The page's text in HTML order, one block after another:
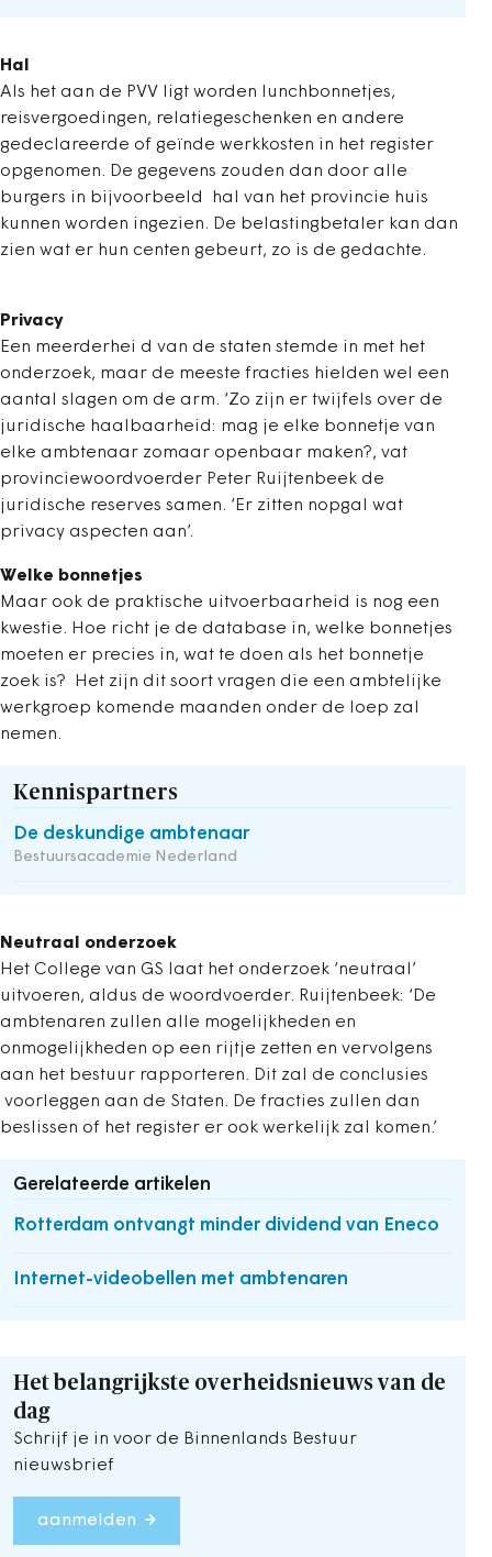
Hal
Als het aan de PVV ligt worden lunchbonnetjes,
reisvergoedingen, relatiegeschenken en andere
gedeclareerde of geïnde werkkosten in het register
opgenomen. De gegevens zouden dan door alle
burgers in bijvoorbeeld hal van het provincie huis
kunnen worden ingezien. De belastingbetaler kan dan
zien wat er hun centen gebeurt, zo is de gedachte.
Privacy
Een meerderhei d van de staten stemde in met het
onderzoek, maar de meeste fracties hielden wel een
aantal slagen om de arm. ‘Zo zijn er twijfels over de
juridische haalbaarheid: mag je elke bonnetje van
elke ambtenaar zomaar openbaar maken?, vat
provinciewoordvoerder Peter Ruijtenbeek de
juridische reserves samen. ‘Er zitten nopgal wat
privacy aspecten aan’.
Welke bonnetjes
Maar ook de praktische uitvoerbaarheid is nog een
kwestie. Hoe richt je de database in, welke bonnetjes
moeten er precies in, wat te doen als het bonnetje
zoek is? Het zijn dit soort vragen die een ambtelijke
werkgroep komende maanden onder de loep zal
nemen.
Kennispartners
De deskundige ambtenaar
Bestuursacademie Nederland
Neutraal onderzoek
Het College van GS laat het onderzoek ‘neutraal’
uitvoeren, aldus de woordvoerder. Ruijtenbeek: ‘De
ambtenaren zullen alle mogelijkheden en
onmogelijkheden op een rijtje zetten en vervolgens
aan het bestuur rapporteren. Dit zal de conclusies
voorleggen aan de Staten. De fracties zullen dan
beslissen of het register er ook werkelijk zal komen.’
Gerelateerde artikelen
Rotterdam ontvangt minder dividend van Eneco
Internet-videobellen met ambtenaren
Het belangrijkste overheidsnieuws van de
dag
Schrijf je in voor de Binnenlands Bestuur
nieuwsbrief
aanmelden